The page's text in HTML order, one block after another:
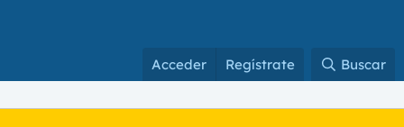
Acceder Regístrate Buscar